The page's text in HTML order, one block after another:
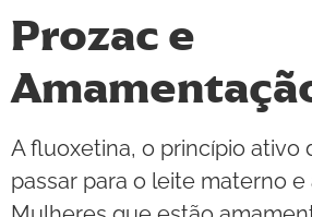
Prozac e
A fluoxetina, o princípio ativo
passar para o leite materno